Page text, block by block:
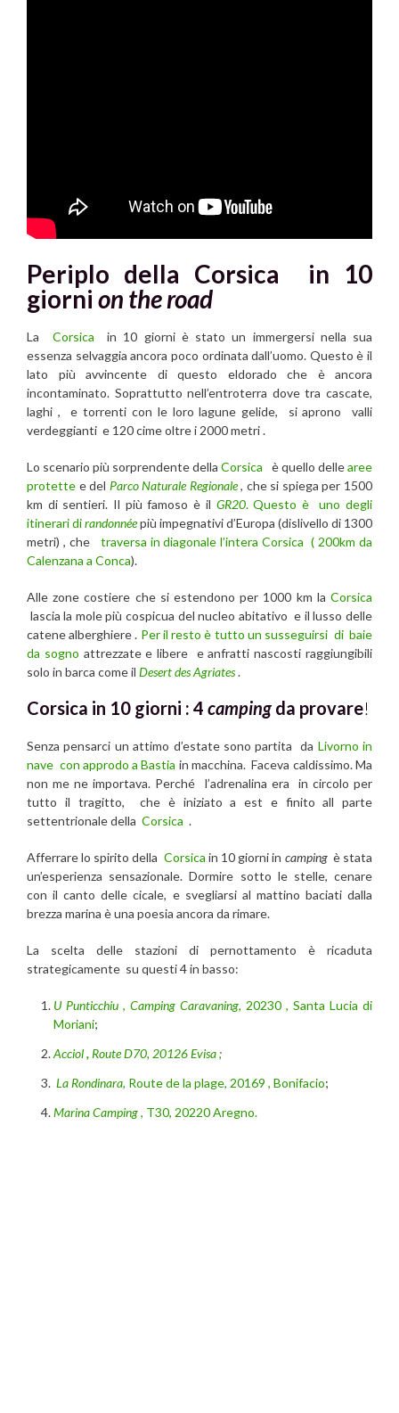
Periplo della Corsica in 10
giorni on the road
La Corsica in 10 giorni è stato un immergersi nella sua
essenza selvaggia ancora poco ordinata dall’uomo. Questo è il
lato più avvincente di questo eldorado che è ancora
incontaminato. Soprattutto nell’entroterra dove tra cascate,
laghi , e torrenti con le loro lagune gelide, si aprono valli
verdeggianti e 120 cime oltre i 2000 metri .
Lo scenario più sorprendente dellaCorsica è quello dellearee
protette e del Parco Naturale Regionale, che si spiega per 1500
km di sentieri. Il più famoso è il GR20. Questo è uno degli
itinerari dirandonnéepiù impegnativi d’Europa (dislivello di 1300
metri) , che traversa in diagonale l’intera Corsica ( 200km da
Calenzana a Conca).
Alle zone costiere che si estendono per 1000 km la Corsica
lascia la mole più cospicua del nucleo abitativo e il lusso delle
catene alberghiere . Per il resto è tutto un susseguirsi di baie
da sogno attrezzate e libere e anfratti nascosti raggiungibili
solo in barca come il Desert des Agriates.
Corsica in 10 giorni : 4 camping da provare!
Senza pensarci un attimo d’estate sono partita da Livorno in
nave con approdo a Bastia in macchina. Faceva caldissimo. Ma
non me ne importava. Perché l’adrenalina era in circolo per
tutto il tragitto, che è iniziato a est e finito all parte
settentrionale della Corsica .
Afferrare lo spirito della Corsica in 10 giorni in campingè stata
un’esperienza sensazionale. Dormire sotto le stelle, cenare
con il canto delle cicale, e svegliarsi al mattino baciati dalla
brezza marina è una poesia ancora da rimare.
La scelta delle stazioni di pernottamento è ricaduta
strategicamente su questi 4 in basso:
U Punticchiu , Camping Caravaning, 20230 , Santa Lucia di
Moriani;
Acciol, Route D70, 20126 Evisa ;
La Rondinara, Route de la plage, 20169 , Bonifacio;
Marina Camping, T30, 20220 Aregno.